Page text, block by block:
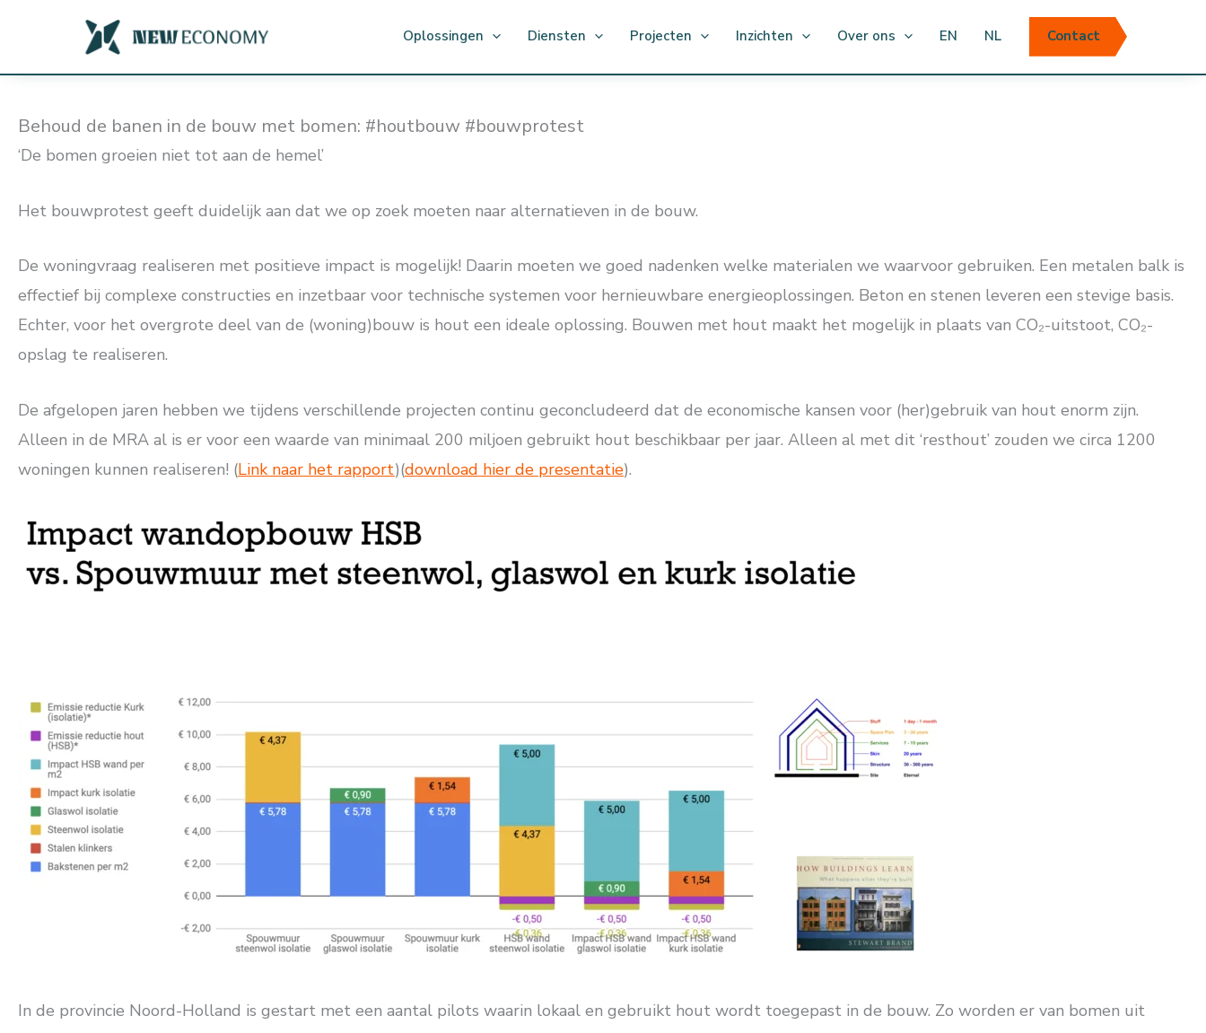
de
Oplossingen Diensten Projecten Inzichten Over ons EN NL Contact
Behoud de banen in de bouw met bomen: #houtbouw #bouwprotest
‘De bomen groeien niet tot aan de hemel’
Het bouwprotest geeft duidelijk aan dat we op zoek moeten naar alternatieven in de bouw.
De woningvraag realiseren met positieve impact is mogelijk! Daarin moeten we goed nadenken welke materialen we waarvoor gebruiken. Een metalen balk is
effectief bij complexe constructies en inzetbaar voor technische systemen voor hernieuwbare energieoplossingen. Beton en stenen leveren een stevige basis.
Echter, voor het overgrote deel van de (woning)bouw is hout een ideale oplossing. Bouwen met hout maakt het mogelijk in plaats van CO₂-uitstoot, CO₂-
opslag te realiseren.
De afgelopen jaren hebben we tijdens verschillende projecten continu geconcludeerd dat de economische kansen voor (her)gebruik van hout enorm zijn.
Alleen in de MRA al is er voor een waarde van minimaal 200 miljoen gebruikt hout beschikbaar per jaar. Alleen al met dit ‘resthout’ zouden we circa 1200
woningen kunnen realiseren! (Link naar het rapport)(download hier de presentatie).
In de provincie Noord-Holland is gestart met een aantal pilots waarin lokaal en gebruikt hout wordt toegepast in de bouw. Zo worden er van bomen uit